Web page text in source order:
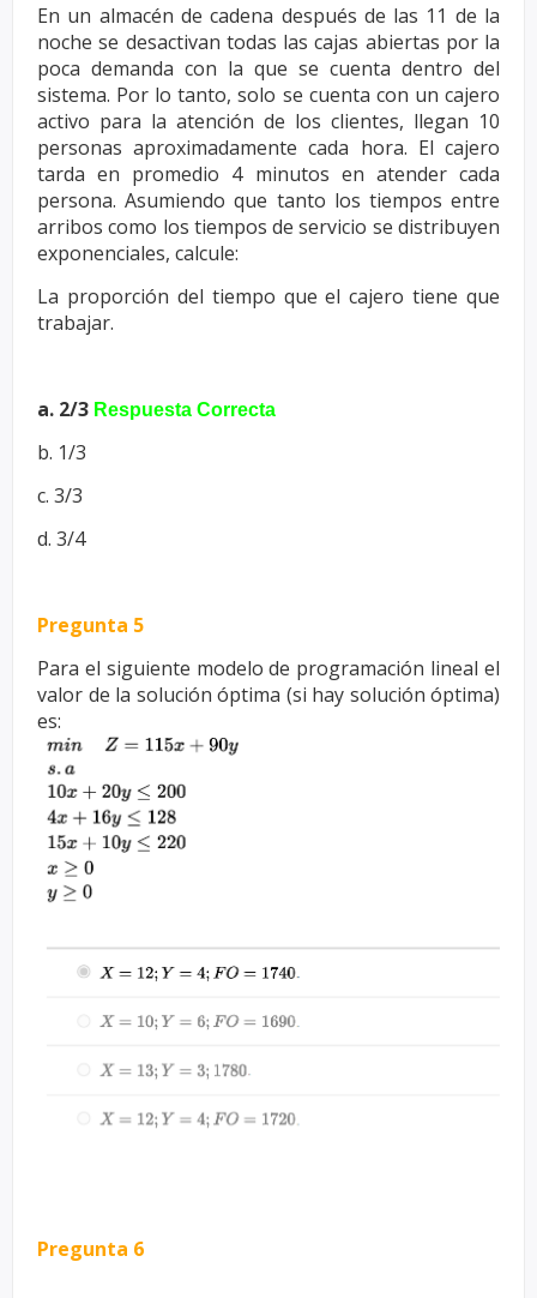
En un almacén de cadena después de las 11 de la
noche se desactivan todas lascajas abiertas por la
poca demanda con la que se cuenta dentro del
sistema. Por lo tanto, solo se cuenta con un cajero
activo para la atención de los clientes, llegan 10
personas aproximadamente cada hora. El cajero
tarda en promedio 4 minutos en atender cada
persona. Asumiendo que tanto los tiempos entre
arriboscomo los tiempos de servicio se distribuyen
exponenciales, calcule:
La proporción del tiempo que el cajero tiene que
trabajar.
a. 2/3 Respuesta Correcta
b. 1/3
c. 3/3
d. 3/4
Pregunta 5
Para el siguiente modelo de programación lineal el
valor de la solución óptima (si hay solución óptima)
es:
Pregunta 6